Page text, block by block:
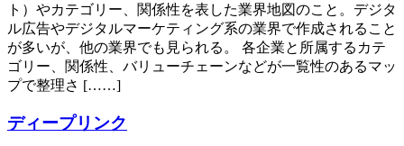
ト）やカテゴリー、関係性を表した業界地図のこと。デジタ
ル広告やデジタルマーケティング系の業界で作成されること
が多いが、他の業界でも見られる。 各企業と所属するカテ
ゴリー、関係性、バリューチェーンなどが一覧性のあるマッ
プで整理さ [……]
ディープリンク